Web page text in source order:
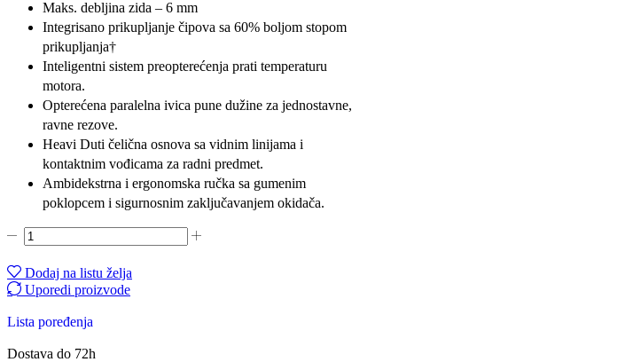
Maks. debljina zida – 6 mm
Integrisano prikupljanje čipova sa 60% boljom stopom
prikupljanja†
Inteligentni sistem preopterećenja prati temperaturu
motora.
Opterećena paralelna ivica pune dužine za jednostavne,
ravne rezove.
Heavi Duti čelična osnova sa vidnim linijama i
kontaktnim vođicama za radni predmet.
Ambidekstrna i ergonomska ručka sa gumenim
poklopcem i sigurnosnim zaključavanjem okidača.
Cirkular
za
čelik
210mm
S210CCS
količina
Dodaj na listu želja
Uporedi proizvode
Lista poređenja
Dostava do 72h